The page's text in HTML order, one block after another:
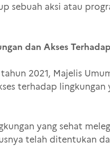
sebuah aksi atau
dan Akses
2021, Majelis
terhadap
yang sehat
telah ditentukan